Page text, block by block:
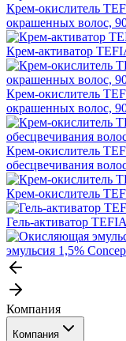
Крем-окислитель
окрашенных волос,
Крем-активатор
Крем-окислитель
окрашенных волос,
Крем-окислитель
обесцвечивания
Крем-окислитель
Гель-активатор
эмульсия 1,5%
Компания
Компания